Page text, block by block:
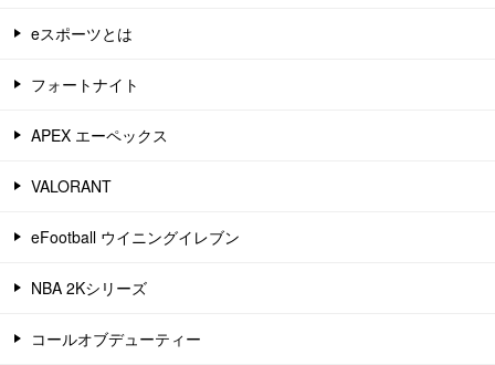
eスポーツとは
フォートナイト
APEX エーペックス
VALORANT
eFootball ウイニングイレブン
NBA 2Kシリーズ
コールオブデューティー